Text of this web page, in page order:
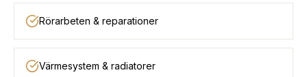
Rörarbeten & reparationer
Värmesystem & radiatorer